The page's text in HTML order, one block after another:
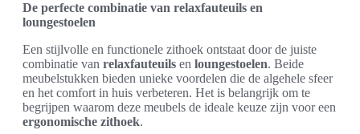
De perfecte combinatie van relaxfauteuils en
loungestoelen
Een stijlvolle en functionele zithoek ontstaat door de juiste
combinatie van relaxfauteuils en loungestoelen. Beide
meubelstukken bieden unieke voordelen die de algehele sfeer
en het comfort in huis verbeteren. Het is belangrijk om te
begrijpen waarom deze meubels de ideale keuze zijn voor een
ergonomische zithoek.